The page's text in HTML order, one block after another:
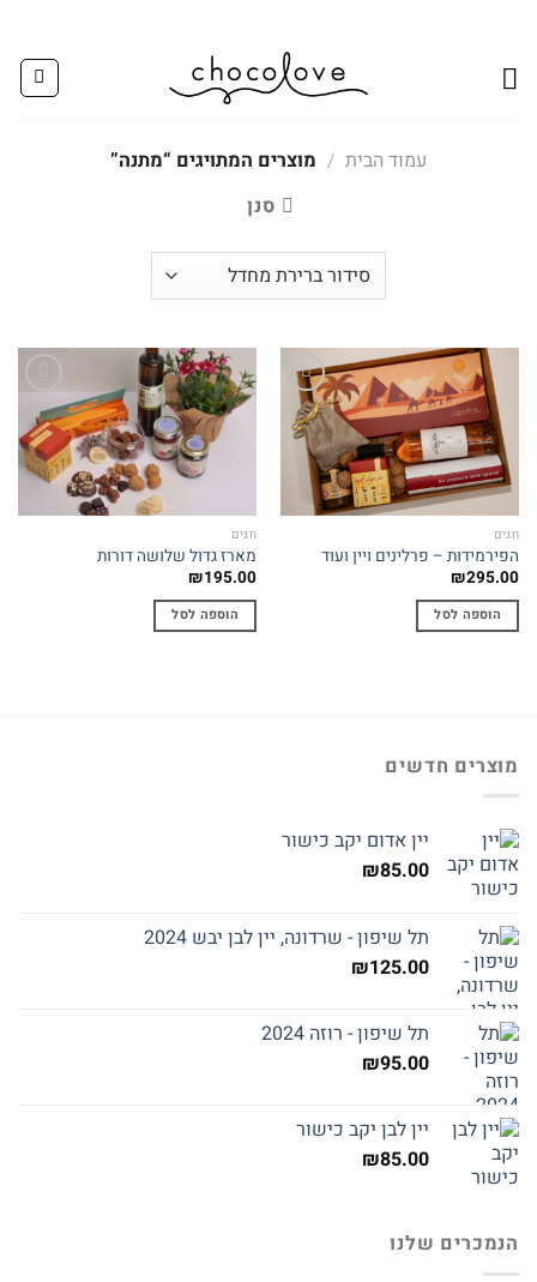
content
עמוד הבית / מוצרים המתויגים “מתנה”
סנן
Add to
wishlist
חגים
הפירמידות – פרלינים ויין ועוד
₪295.00
הוספה לסל
Add to
wishlist
חגים
מארז גדול שלושה דורות
₪195.00
הוספה לסל
מוצרים חדשים
יין אדום יקב כישור
₪85.00
תל שיפון - שרדונה, יין לבן יבש 2024
₪125.00
תל שיפון - רוזה 2024
₪95.00
יין לבן יקב כישור
₪85.00
הנמכרים שלנו